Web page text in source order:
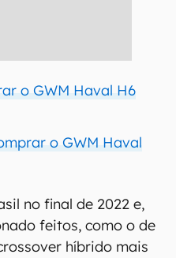
o GWM Haval H6
o GWM Haval
no final de 2022 e,
feitos, como o de
híbrido mais